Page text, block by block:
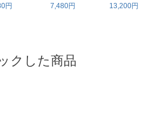
円 7,480円 13,200円
クした商品